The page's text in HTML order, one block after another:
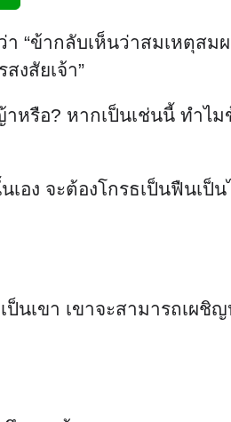
า “ข้ากลับเห็นว่าสมเหตุส
งสัยเจ้า”
หรือ? หากเป็นเช่นนี้ ทำไ
อง จะต้องโกรธเป็นฟืนเป็
นเขา เขาจะสามารถเผชิ